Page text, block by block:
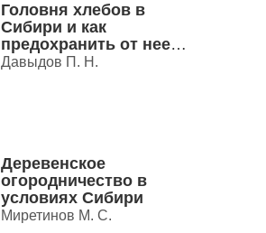
Головня хлебов в
Сибири и как
предохранить от нее
посевы
Давыдов П. Н.
Деревенское
огородничество в
условиях Сибири
Миретинов М. С.